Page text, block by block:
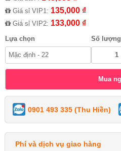
Giá sỉ VIP1: 135,000 ₫
Giá sỉ VIP2: 133,000 ₫
Lựa chọn Số lượng
0901 493 335 (Thu Hiền)
Phí và dịch vụ giao hàng